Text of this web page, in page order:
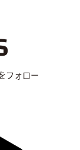
フォロー